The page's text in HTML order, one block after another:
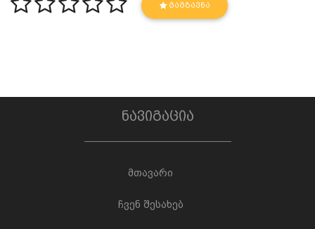
ᲒᲐᲒᲖᲐᲕᲜᲐ
ნავიგაცია
მთავარი
ჩვენ შესახებ